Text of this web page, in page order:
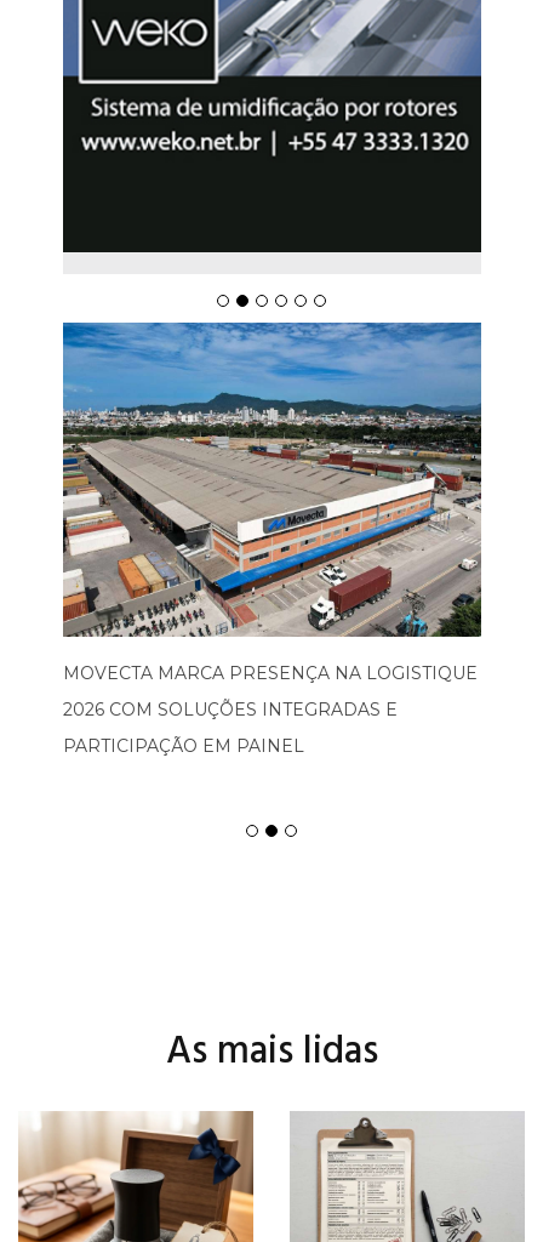
MOVECTA MARCA PRESENÇA NA LOGISTIQUE
2026 COM SOLUÇÕES INTEGRADAS E
PARTICIPAÇÃO EM PAINEL
As mais lidas